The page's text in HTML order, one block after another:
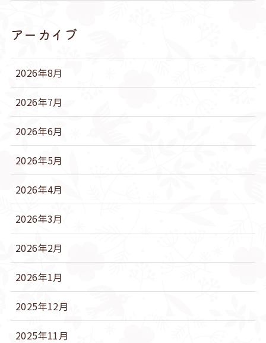
アーカイブ
2026年8月
2026年7月
2026年6月
2026年5月
2026年4月
2026年3月
2026年2月
2026年1月
2025年12月
2025年11月